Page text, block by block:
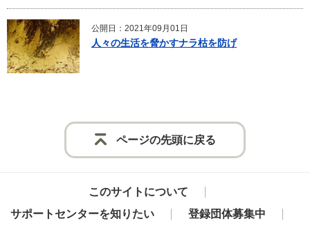
公開日：2021年09月01日
人々の生活を脅かすナラ枯を防げ
ページの先頭に戻る
このサイトについて
サポートセンターを知りたい
登録団体募集中